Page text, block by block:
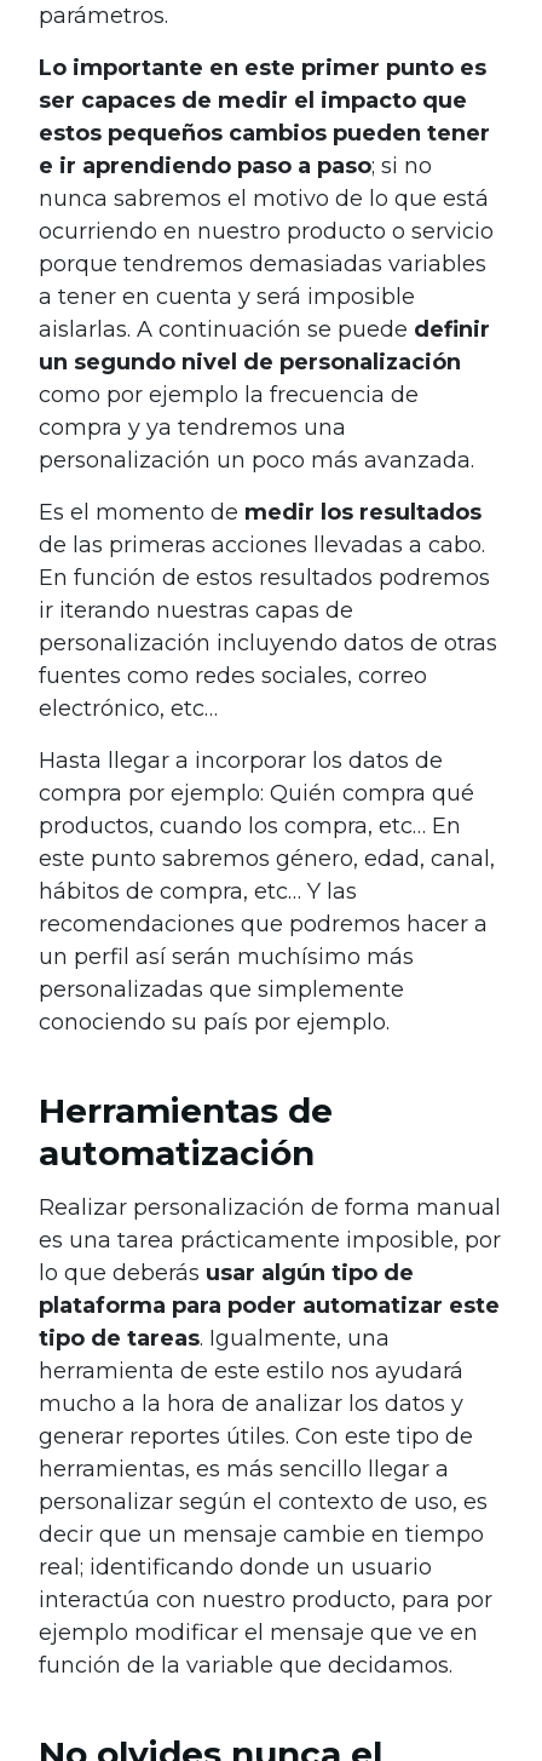
parámetros.
Lo importante en este primer punto es
ser capaces de medir el impacto que
estos pequeños cambios pueden tener
e ir aprendiendo paso a paso; si no
nunca sabremos el motivo de lo que está
ocurriendo en nuestro producto o servicio
porque tendremos demasiadas variables
a tener en cuenta y será imposible
aislarlas. A continuación se puede definir
un segundo nivel de personalización
como por ejemplo la frecuencia de
compra y ya tendremos una
personalización un poco más avanzada.
Es el momento de medir los resultados
de las primeras acciones llevadas a cabo.
En función de estos resultados podremos
ir iterando nuestras capas de
personalización incluyendo datos de otras
fuentes como redes sociales, correo
electrónico, etc…
Hasta llegar a incorporar los datos de
compra por ejemplo: Quién compra qué
productos, cuando los compra, etc… En
este punto sabremos género, edad, canal,
hábitos de compra, etc… Y las
recomendaciones que podremos hacer a
un perfil así serán muchísimo más
personalizadas que simplemente
conociendo su país por ejemplo.
Herramientas de
automatización
Realizar personalización de forma manual
es una tarea prácticamente imposible, por
lo que deberás usar algún tipo de
plataforma para poder automatizar este
tipo de tareas. Igualmente, una
herramienta de este estilo nos ayudará
mucho a la hora de analizar los datos y
generar reportes útiles. Con este tipo de
herramientas, es más sencillo llegar a
personalizar según el contexto de uso, es
decir que un mensaje cambie en tiempo
real; identificando donde un usuario
interactúa con nuestro producto, para por
ejemplo modificar el mensaje que ve en
función de la variable que decidamos.